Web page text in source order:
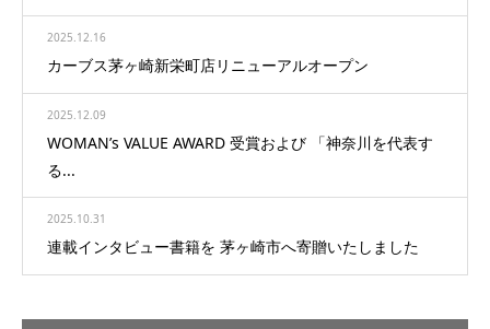
2025.12.16
カーブス茅ヶ崎新栄町店リニューアルオープン
2025.12.09
WOMAN’s VALUE AWARD 受賞および 「神奈川を代表す
る...
2025.10.31
連載インタビュー書籍を 茅ヶ崎市へ寄贈いたしました